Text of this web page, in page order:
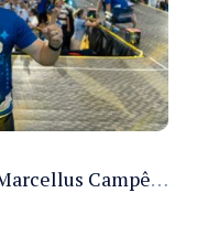
União Progressista confirma Marcellus Campêlo como candidato a deputado estadual